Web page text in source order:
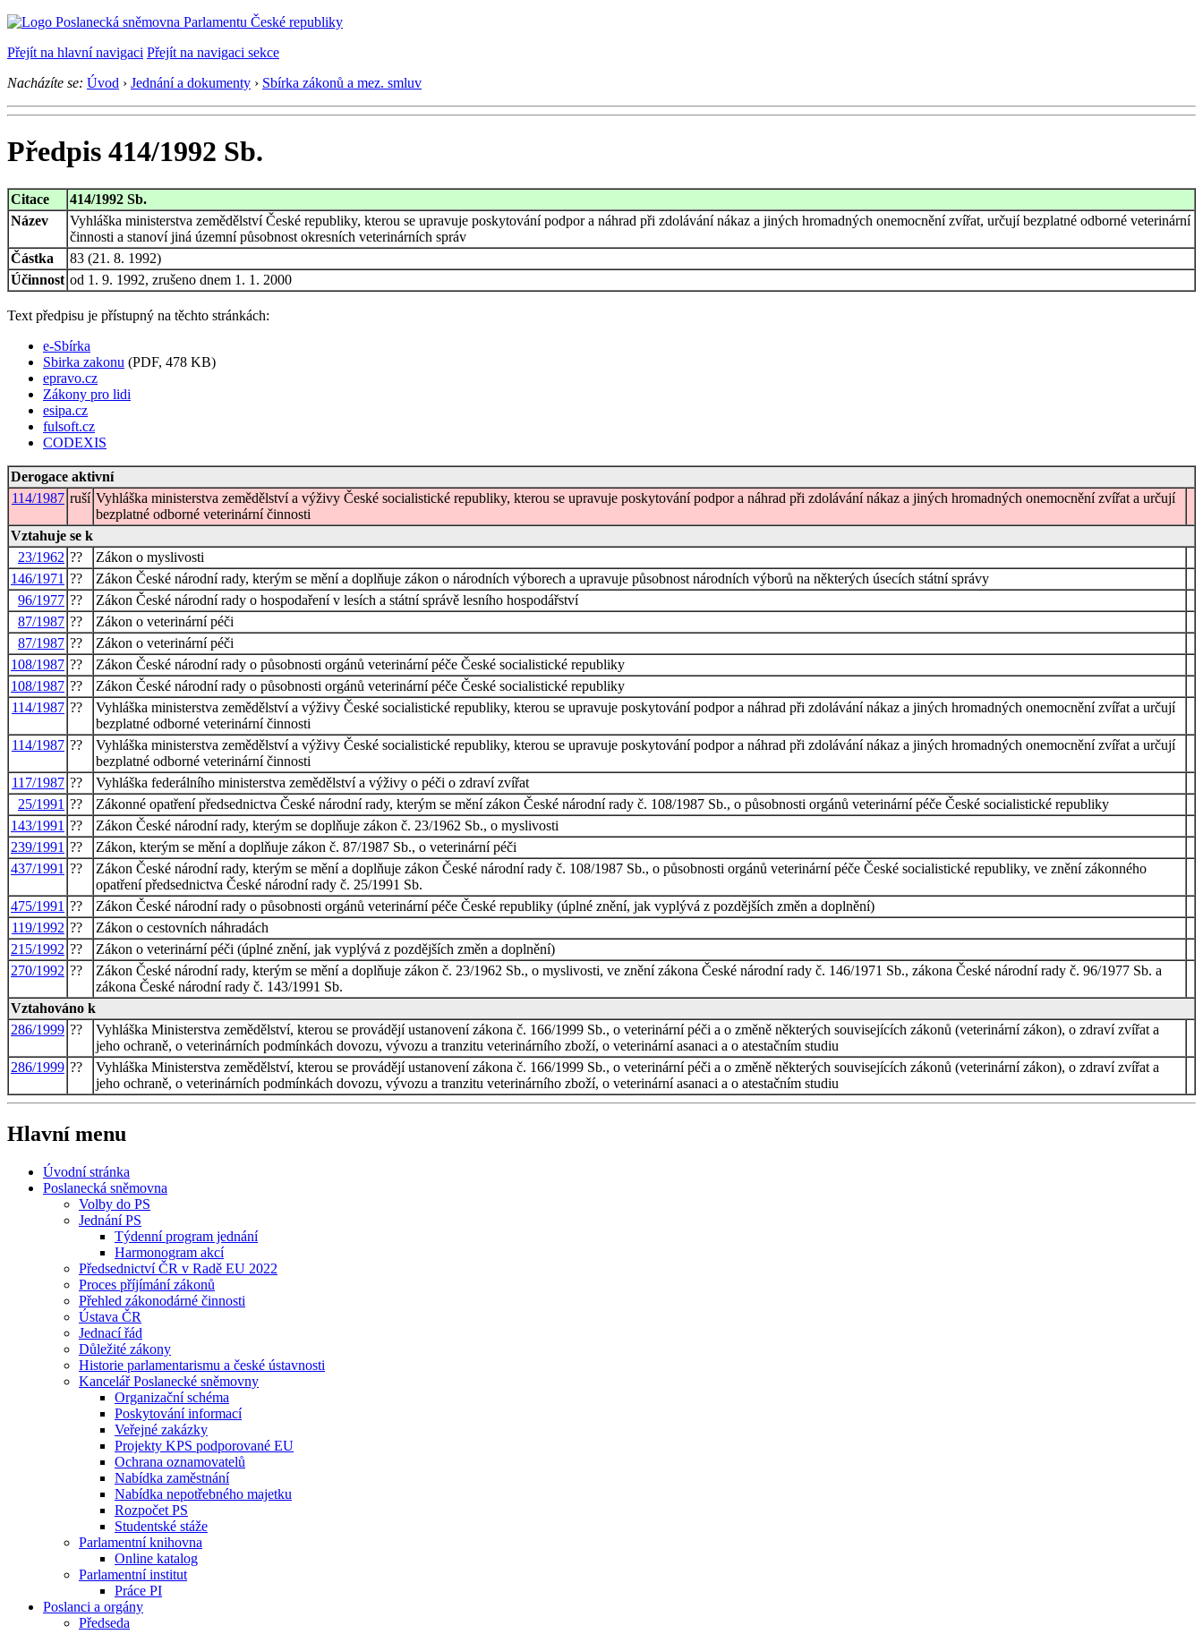
Přejít na hlavní navigaci Přejít na navigaci sekce
Nacházíte se: Úvod › Jednání a dokumenty › Sbírka zákonů a mez. smluv
Předpis 414/1992 Sb.
Citace
414/1992 Sb.
Název
Vyhláška ministerstva zemědělství České republiky, kterou se upravuje poskytování podpor a náhrad při zdolávání nákaz a jiných hromadných onemocnění zvířat, určují bezplatné odborné veterinární
činnosti a stanoví jiná územní působnost okresních veterinárních správ
Částka
83 (21. 8. 1992)
Účinnost od 1. 9. 1992, zrušeno dnem 1. 1. 2000
Text předpisu je přístupný na těchto stránkách:
e-Sbírka
Sbirka zakonu (PDF, 478 KB)
epravo.cz
Zákony pro lidi
esipa.cz
fulsoft.cz
CODEXIS
Derogace aktivní
114/1987 ruší Vyhláška ministerstva zemědělství a výživy České socialistické republiky, kterou se upravuje poskytování podpor a náhrad při zdolávání nákaz a jiných hromadných onemocnění zvířat a určují
bezplatné odborné veterinární činnosti
Vztahuje se k
23/1962 ??
Zákon o myslivosti
146/1971 ??
Zákon České národní rady, kterým se mění a doplňuje zákon o národních výborech a upravuje působnost národních výborů na některých úsecích státní správy
96/1977 ??
Zákon České národní rady o hospodaření v lesích a státní správě lesního hospodářství
87/1987 ??
Zákon o veterinární péči
87/1987 ??
Zákon o veterinární péči
108/1987 ??
Zákon České národní rady o působnosti orgánů veterinární péče České socialistické republiky
108/1987 ??
Zákon České národní rady o působnosti orgánů veterinární péče České socialistické republiky
114/1987 ??
Vyhláška ministerstva zemědělství a výživy České socialistické republiky, kterou se upravuje poskytování podpor a náhrad při zdolávání nákaz a jiných hromadných onemocnění zvířat a určují
bezplatné odborné veterinární činnosti
114/1987 ??
Vyhláška ministerstva zemědělství a výživy České socialistické republiky, kterou se upravuje poskytování podpor a náhrad při zdolávání nákaz a jiných hromadných onemocnění zvířat a určují
bezplatné odborné veterinární činnosti
117/1987 ??
Vyhláška federálního ministerstva zemědělství a výživy o péči o zdraví zvířat
25/1991 ??
Zákonné opatření předsednictva České národní rady, kterým se mění zákon České národní rady č. 108/1987 Sb., o působnosti orgánů veterinární péče České socialistické republiky
143/1991 ??
Zákon České národní rady, kterým se doplňuje zákon č. 23/1962 Sb., o myslivosti
239/1991 ??
Zákon, kterým se mění a doplňuje zákon č. 87/1987 Sb., o veterinární péči
437/1991 ??
Zákon České národní rady, kterým se mění a doplňuje zákon České národní rady č. 108/1987 Sb., o působnosti orgánů veterinární péče České socialistické republiky, ve znění zákonného
opatření předsednictva České národní rady č. 25/1991 Sb.
475/1991 ??
Zákon České národní rady o působnosti orgánů veterinární péče České republiky (úplné znění, jak vyplývá z pozdějších změn a doplnění)
119/1992 ??
Zákon o cestovních náhradách
215/1992 ??
Zákon o veterinární péči (úplné znění, jak vyplývá z pozdějších změn a doplnění)
270/1992 ??
Zákon České národní rady, kterým se mění a doplňuje zákon č. 23/1962 Sb., o myslivosti, ve znění zákona České národní rady č. 146/1971 Sb., zákona České národní rady č. 96/1977 Sb. a
zákona České národní rady č. 143/1991 Sb.
Vztahováno k
286/1999 ??
Vyhláška Ministerstva zemědělství, kterou se provádějí ustanovení zákona č. 166/1999 Sb., o veterinární péči a o změně některých souvisejících zákonů (veterinární zákon), o zdraví zvířat a
jeho ochraně, o veterinárních podmínkách dovozu, vývozu a tranzitu veterinárního zboží, o veterinární asanaci a o atestačním studiu
286/1999 ??
Vyhláška Ministerstva zemědělství, kterou se provádějí ustanovení zákona č. 166/1999 Sb., o veterinární péči a o změně některých souvisejících zákonů (veterinární zákon), o zdraví zvířat a
jeho ochraně, o veterinárních podmínkách dovozu, vývozu a tranzitu veterinárního zboží, o veterinární asanaci a o atestačním studiu
Hlavní menu
Úvodní stránka
Poslanecká sněmovna
Volby do PS
Jednání PS
Týdenní program jednání
Harmonogram akcí
Předsednictví ČR v Radě EU 2022
Proces příjímání zákonů
Přehled zákonodárné činnosti
Ústava ČR
Jednací řád
Důležité zákony
Historie parlamentarismu a české ústavnosti
Kancelář Poslanecké sněmovny
Organizační schéma
Poskytování informací
Veřejné zakázky
Projekty KPS podporované EU
Ochrana oznamovatelů
Nabídka zaměstnání
Nabídka nepotřebného majetku
Rozpočet PS
Studentské stáže
Parlamentní knihovna
Online katalog
Parlamentní institut
Práce PI
Poslanci a orgány
Předseda